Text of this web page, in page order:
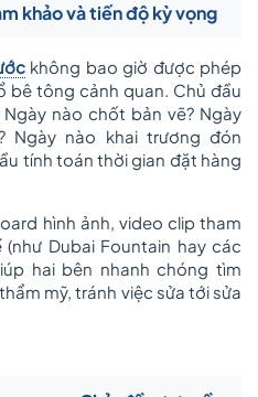
khảo và tiến độ kỳ vọng
không bao giờ được phép
bê tông cảnh quan. Chủ đầu
nào chốt bản vẽ? Ngày
Ngày nào khai trương đón
tính toán thời gian đặt hàng
hình ảnh, video clip tham
Dubai Fountain hay các
hai bên nhanh chóng tìm
mỹ, tránh việc sửa tới sửa